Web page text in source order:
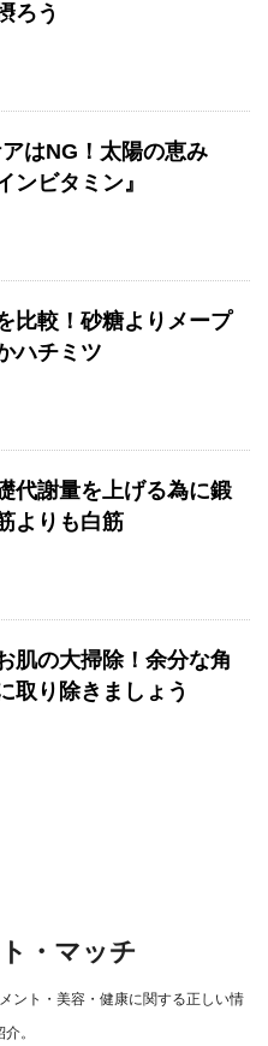
ろう
はNG！太陽の恵み
ンビタミン』
比較！砂糖よりメープ
ハチミツ
代謝量を上げる為に鍛
よりも白筋
肌の大掃除！余分な角
取り除きましょう
・マッチ
ント・美容・健康に関する正しい情
。